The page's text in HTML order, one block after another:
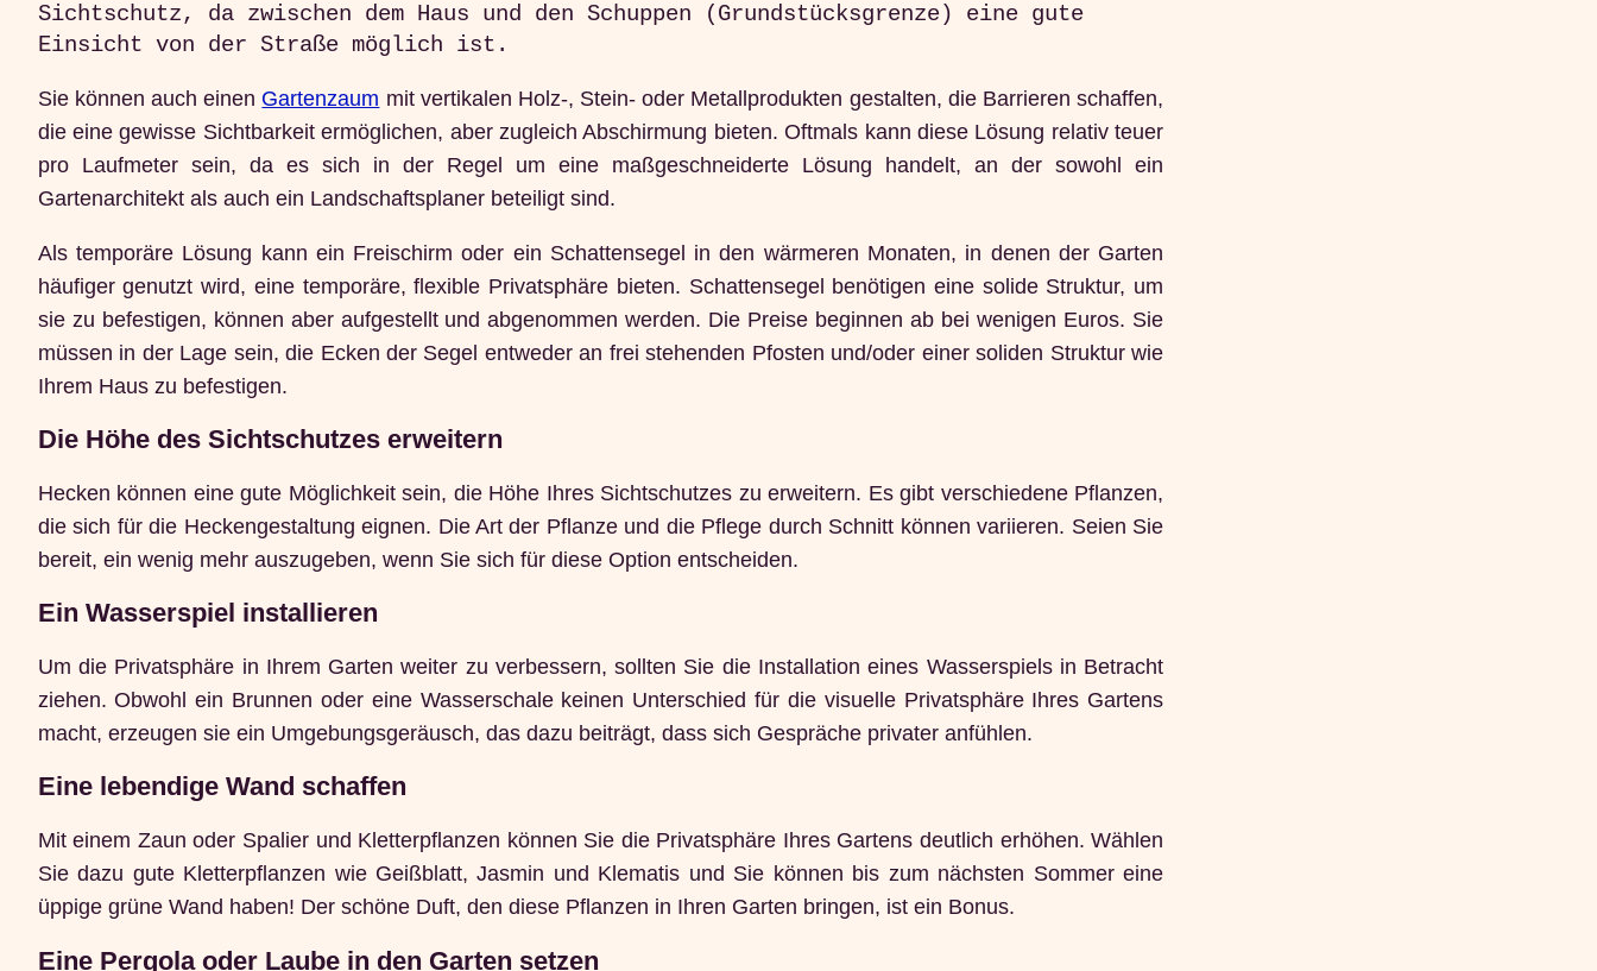
Sichtschutz, da zwischen dem Haus und den Schuppen (Grundstücksgrenze) eine gute
Einsicht von der Straße möglich ist.
Sie können auch einen Gartenzaum mit vertikalen Holz-, Stein- oder Metallprodukten gestalten, die Barrieren schaffen,
die eine gewisse Sichtbarkeit ermöglichen, aber zugleich Abschirmung bieten. Oftmals kann diese Lösung relativ teuer
pro Laufmeter sein, da es sich in der Regel um eine maßgeschneiderte Lösung handelt, an der sowohl ein
Gartenarchitekt als auch ein Landschaftsplaner beteiligt sind.
Als temporäre Lösung kann ein Freischirm oder ein Schattensegel in den wärmeren Monaten, in denen der Garten
häufiger genutzt wird, eine temporäre, flexible Privatsphäre bieten. Schattensegel benötigen eine solide Struktur, um
sie zu befestigen, können aber aufgestellt und abgenommen werden. Die Preise beginnen ab bei wenigen Euros. Sie
müssen in der Lage sein, die Ecken der Segel entweder an frei stehenden Pfosten und/oder einer soliden Struktur wie
Ihrem Haus zu befestigen.
Die Höhe des Sichtschutzes erweitern
Hecken können eine gute Möglichkeit sein, die Höhe Ihres Sichtschutzes zu erweitern. Es gibt verschiedene Pflanzen,
die sich für die Heckengestaltung eignen. Die Art der Pflanze und die Pflege durch Schnitt können variieren. Seien Sie
bereit, ein wenig mehr auszugeben, wenn Sie sich für diese Option entscheiden.
Ein Wasserspiel installieren
Um die Privatsphäre in Ihrem Garten weiter zu verbessern, sollten Sie die Installation eines Wasserspiels in Betracht
ziehen. Obwohl ein Brunnen oder eine Wasserschale keinen Unterschied für die visuelle Privatsphäre Ihres Gartens
macht, erzeugen sie ein Umgebungsgeräusch, das dazu beiträgt, dass sich Gespräche privater anfühlen.
Eine lebendige Wand schaffen
Mit einem Zaun oder Spalier und Kletterpflanzen können Sie die Privatsphäre Ihres Gartens deutlich erhöhen. Wählen
Sie dazu gute Kletterpflanzen wie Geißblatt, Jasmin und Klematis und Sie können bis zum nächsten Sommer eine
üppige grüne Wand haben! Der schöne Duft, den diese Pflanzen in Ihren Garten bringen, ist ein Bonus.
Eine Pergola oder Laube in den Garten setzen